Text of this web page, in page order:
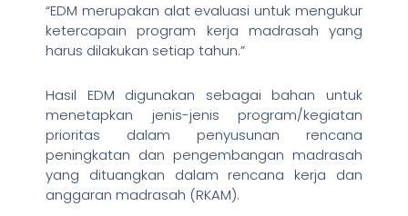
“EDM merupakan alat evaluasi untuk mengukur
ketercapain program kerja madrasah yang
harus dilakukan setiap tahun.”
Hasil EDM digunakan sebagai bahan untuk
menetapkan jenis-jenis program/kegiatan
prioritas dalam penyusunan rencana
peningkatan dan pengembangan madrasah
yang dituangkan dalam rencana kerja dan
anggaran madrasah (RKAM).